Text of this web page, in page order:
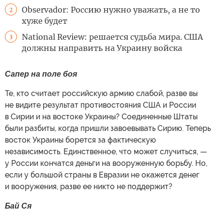
2
Observador: Россию нужно уважать, а не то
хуже будет
3
National Review: решается судьба мира. США
должны направить на Украину войска
Сапер на поле боя
Те, кто считает российскую армию слабой, разве вы
не видите результат противостояния США и России
в Сирии и на востоке Украины? Соединенные Штаты
были разбиты, когда пришли завоевывать Сирию. Теперь
восток Украины борется за фактическую
независимость. Единственное, что может случиться, —
у России кончатся деньги на вооруженную борьбу. Но,
если у большой страны в Евразии не окажется денег
и вооружения, разве ее никто не поддержит?
Бай Ся